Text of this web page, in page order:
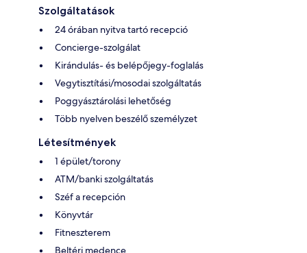
Szolgáltatások
24 órában nyitva tartó recepció
Concierge-szolgálat
Kirándulás- és belépőjegy-foglalás
Vegytisztítási/mosodai szolgáltatás
Poggyásztárolási lehetőség
Több nyelven beszélő személyzet
Létesítmények
1 épület/torony
ATM/banki szolgáltatás
Széf a recepción
Könyvtár
Fitneszterem
Beltéri medence